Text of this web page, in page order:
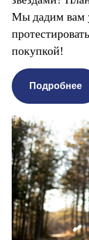
Мы дадим вам
покупкой!
Подробнее